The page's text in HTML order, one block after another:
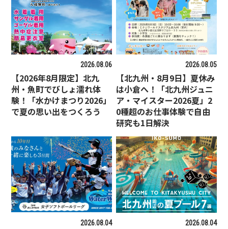
2026.08.06
【2026年8月限定】北九
州・魚町でびしょ濡れ体
験！「水かけまつり2026」
で夏の思い出をつくろう
2026.08.05
【北九州・8月9日】夏休み
は小倉へ！「北九州ジュニ
ア・マイスター2026夏」2
0種超のお仕事体験で自由
研究も1日解決
2026.08.04 2026.08.04